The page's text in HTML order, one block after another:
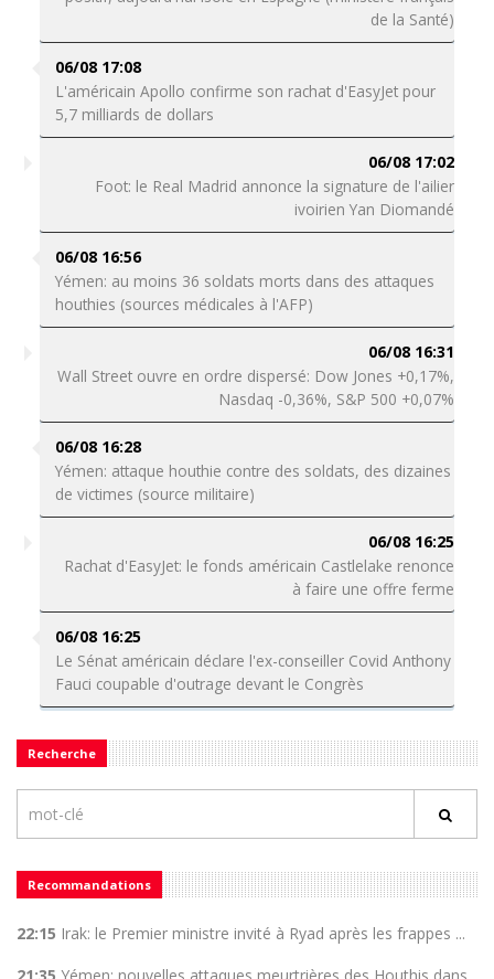
de la Santé)
06/08 17:08
L'américain Apollo confirme son rachat d'EasyJet pour
5,7 milliards de dollars
06/08 17:02
Foot: le Real Madrid annonce la signature de l'ailier
ivoirien Yan Diomandé
06/08 16:56
Yémen: au moins 36 soldats morts dans des attaques
houthies (sources médicales à l'AFP)
06/08 16:31
Wall Street ouvre en ordre dispersé: Dow Jones +0,17%,
Nasdaq -0,36%, S&P 500 +0,07%
06/08 16:28
Yémen: attaque houthie contre des soldats, des dizaines
de victimes (source militaire)
06/08 16:25
Rachat d'EasyJet: le fonds américain Castlelake renonce
à faire une offre ferme
06/08 16:25
Le Sénat américain déclare l'ex-conseiller Covid Anthony
Fauci coupable d'outrage devant le Congrès
Recherche
Recommandations
22:15 Irak: le Premier ministre invité à Ryad après les frappes ...